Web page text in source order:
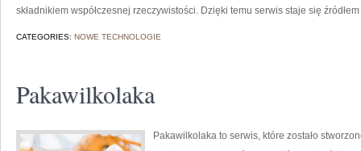
składnikiem współczesnej rzeczywistości. Dzięki temu serwis staje się źródłem
CATEGORIES: NOWE TECHNOLOGIE
Pakawilkolaka
Pakawilkolaka to serwis, które zostało